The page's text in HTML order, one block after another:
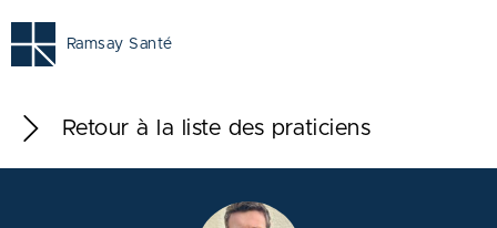
Ramsay Santé
Retour à la liste des praticiens